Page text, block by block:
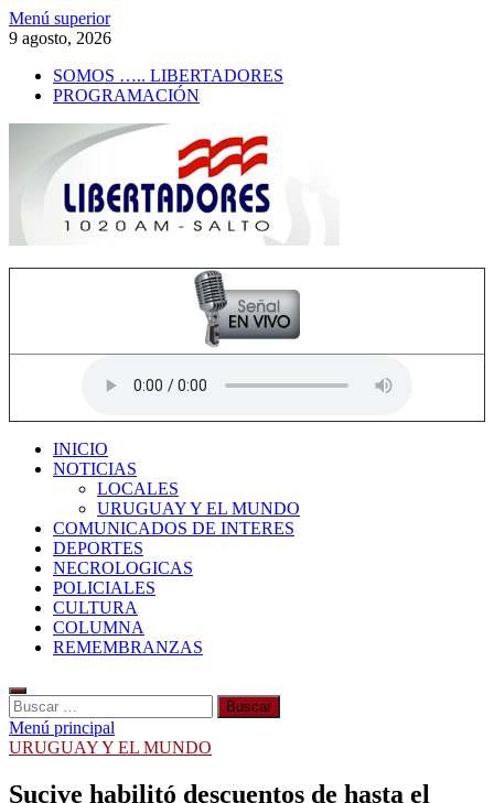
Saltar
al
Menú superior
9 agosto, 2026
SOMOS ….. LIBERTADORES
PROGRAMACIÓN
INICIO
NOTICIAS
LOCALES
URUGUAY Y EL MUNDO
COMUNICADOS DE INTERES
DEPORTES
NECROLOGICAS
POLICIALES
CULTURA
COLUMNA
REMEMBRANZAS
Buscar:
Menú principal
URUGUAY Y EL MUNDO
Sucive habilitó descuentos de hasta el